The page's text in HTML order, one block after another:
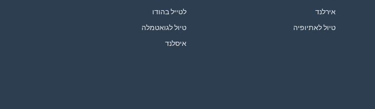
אירלנד
טיול לאתיופיה
לטייל בהודו
טיול לגואטמלה
איסלנד